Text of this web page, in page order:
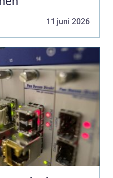
11 juni 2026